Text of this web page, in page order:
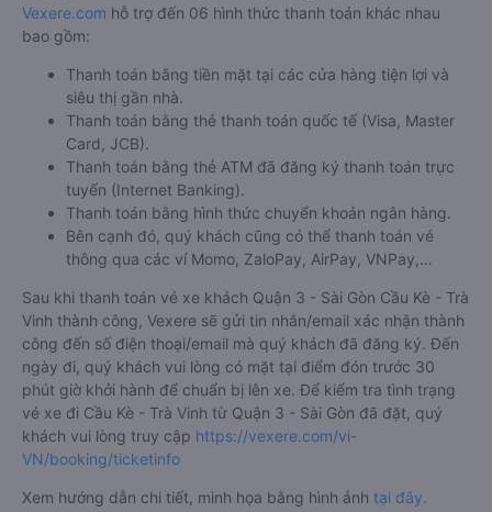
Vexere.com hỗ trợ đến 06 hình thức thanh toán khác nhau
bao gồm:
Thanh toán bằng tiền mặt tại các cửa hàng tiện lợi và
siêu thị gần nhà.
Thanh toán bằng thẻ thanh toán quốc tế (Visa, Master
Card, JCB).
Thanh toán bằng thẻ ATM đã đăng ký thanh toán trực
tuyến (Internet Banking).
Thanh toán bằng hình thức chuyển khoản ngân hàng.
Bên cạnh đó, quý khách cũng có thể thanh toán vé
thông qua các ví Momo, ZaloPay, AirPay, VNPay,…
Sau khi thanh toán vé xe khách Quận 3 - Sài Gòn Cầu Kè - Trà
Vinh thành công, Vexere sẽ gửi tin nhắn/email xác nhận thành
công đến số điện thoại/email mà quý khách đã đăng ký. Đến
ngày đi, quý khách vui lòng có mặt tại điểm đón trước 30
phút giờ khởi hành để chuẩn bị lên xe. Để kiểm tra tình trạng
vé xe đi Cầu Kè - Trà Vinh từ Quận 3 - Sài Gòn đã đặt, quý
khách vui lòng truy cập https://vexere.com/vi-
VN/booking/ticketinfo
Xem hướng dẫn chi tiết, minh họa bằng hình ảnh tại đây.